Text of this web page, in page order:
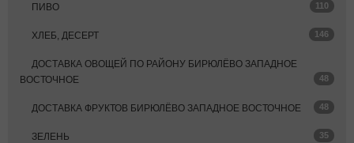
ПИВО 110
ХЛЕБ, ДЕСЕРТ 146
ДОСТАВКА ОВОЩЕЙ ПО РАЙОНУ БИРЮЛЁВО ЗАПАДНОЕ
ВОСТОЧНОЕ
48
ДОСТАВКА ФРУКТОВ БИРЮЛЁВО ЗАПАДНОЕ ВОСТОЧНОЕ 48
ЗЕЛЕНЬ 35